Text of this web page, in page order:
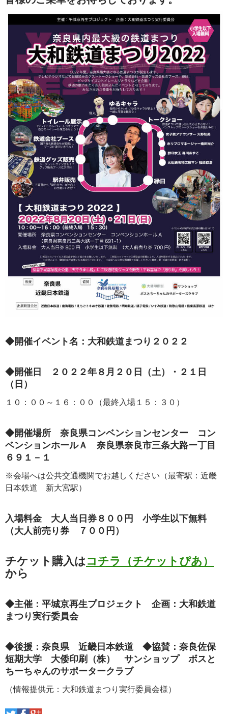
◆開催イベント名：大和鉄道まつり２０２２
◆開催日 ２０２２年８月２０日（土）・２１日
（日）
１０：００～１６：００（最終入場１５：３０）
◆開催場所 奈良県コンベンションセンター コン
ベンションホールＡ 奈良県奈良市三条大路ー丁目
６９１－１
※会場へは公共交通機関でお越しください（最寄駅：近畿
日本鉄道 新大宮駅）
入場料金 大人当日券８００円 小学生以下無料
（大人前売り券 ７００円）
チケット購入はコチラ （チケットぴあ）
から
◆主催：平城京再生プロジェクト 企画：大和鉄道
まつり実行委員会
◆後援：奈良県 近畿日本鉄道 ◆協賛：奈良佐保
短期大学 大倭印刷（株） サンショップ ボスと
ちーちゃんのサポータークラブ
（情報提供元：大和鉄道まつり実行委員会様）